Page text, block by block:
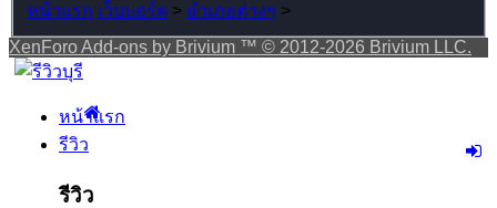
หน้าแรก เว็บบอร์ด > อำเภอต่างๆ >
XenForo Add-ons by Brivium ™ © 2012-2026 Brivium LLC.
หน้าแรก
รีวิว
รีวิว